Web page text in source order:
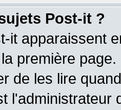
Post-it ?
it apparaissent
première
de les lire
l'administrateur